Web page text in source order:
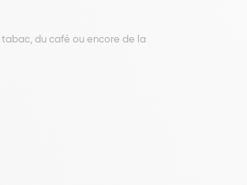
du café ou encore de la